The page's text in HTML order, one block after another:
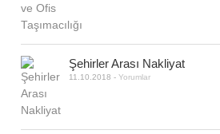
Şehirler Arası Nakliyat
11.10.2018 -Yorumlar